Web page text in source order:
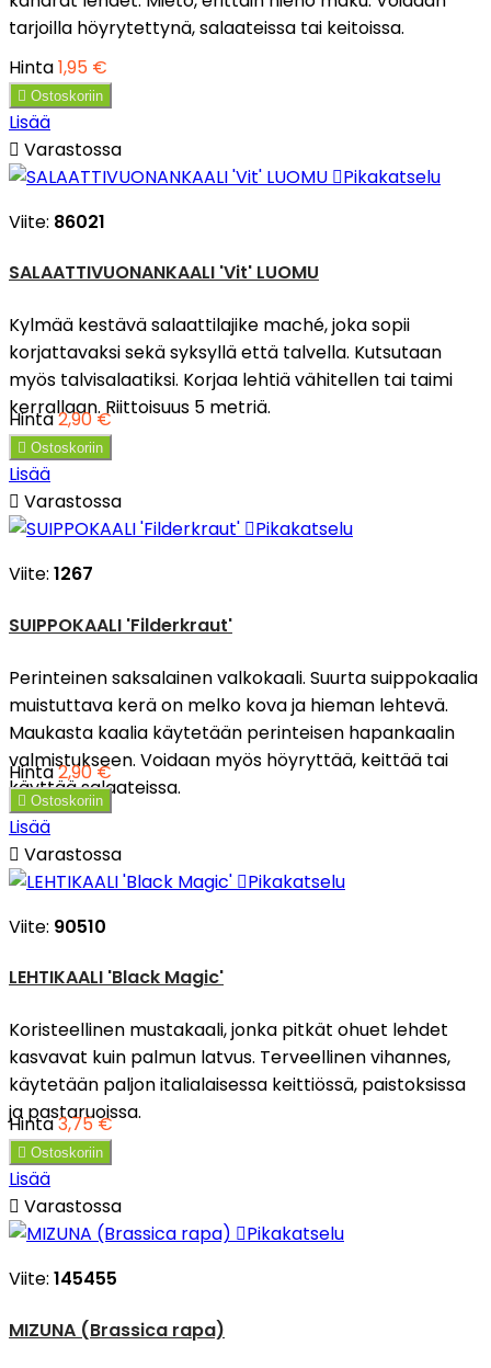
tarjoilla höyrytettynä, salaateissa tai keitoissa.
Hinta1,95 €
 Ostoskoriin
Lisää
 Varastossa
Pikakatselu
Viite: 86021
SALAATTIVUONANKAALI 'Vit' LUOMU
Kylmää kestävä salaattilajike maché, joka sopii
korjattavaksi sekä syksyllä että talvella. Kutsutaan
myös talvisalaatiksi. Korjaa lehtiä vähitellen tai taimi
kerrallaan. Riittoisuus 5 metriä.
Hinta2,90 €
 Ostoskoriin
Lisää
 Varastossa
Pikakatselu
Viite: 1267
SUIPPOKAALI 'Filderkraut'
Perinteinen saksalainen valkokaali. Suurta suippokaalia
muistuttava kerä on melko kova ja hieman lehtevä.
Maukasta kaalia käytetään perinteisen hapankaalin
valmistukseen. Voidaan myös höyryttää, keittää tai
käyttää salaateissa.
Hinta2,90 €
 Ostoskoriin
Lisää
 Varastossa
Pikakatselu
Viite: 90510
LEHTIKAALI 'Black Magic'
Koristeellinen mustakaali, jonka pitkät ohuet lehdet
kasvavat kuin palmun latvus. Terveellinen vihannes,
käytetään paljon italialaisessa keittiössä, paistoksissa
ja pastaruoissa.
Hinta3,75 €
 Ostoskoriin
Lisää
 Varastossa
Pikakatselu
Viite: 145455
MIZUNA (Brassica rapa)